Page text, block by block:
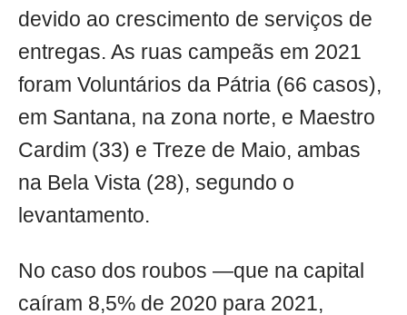
devido ao crescimento de serviços de
entregas. As ruas campeãs em 2021
foram Voluntários da Pátria (66 casos),
em Santana, na zona norte, e Maestro
Cardim (33) e Treze de Maio, ambas
na Bela Vista (28), segundo o
levantamento.
No caso dos roubos —que na capital
caíram 8,5% de 2020 para 2021,